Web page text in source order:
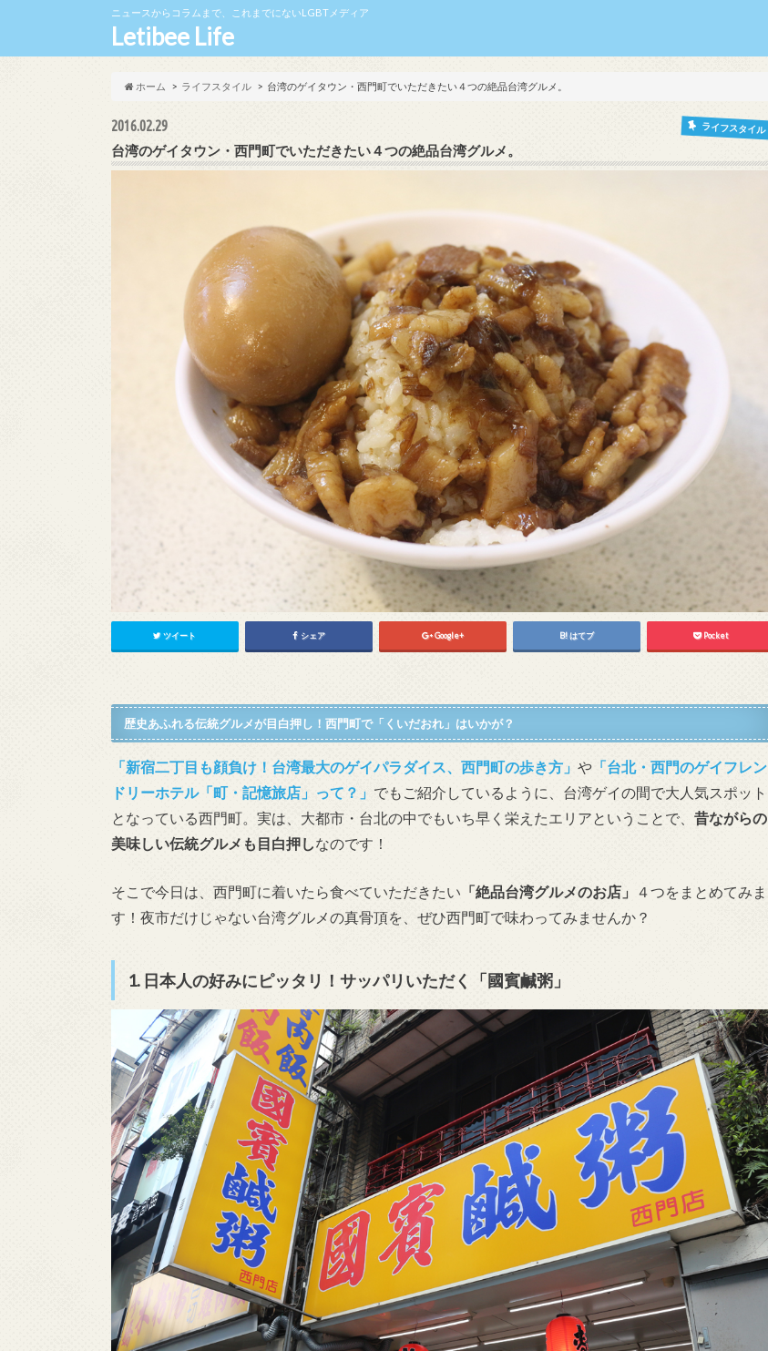
ニュースからコラムまで、これまでにないLGBTメディア
Letibee Life
ホーム ライフスタイル 台湾のゲイタウン・西門町でいただきたい４つの絶品台湾グルメ。
2016.02.29 ライフスタイル
台湾のゲイタウン・西門町でいただきたい４つの絶品台湾グルメ。
ツイート シェア Google+ はてブ Pocket
歴史あふれる伝統グルメが目白押し！西門町で「くいだおれ」はいかが？
「新宿二丁目も顔負け！台湾最大のゲイパラダイス、西門町の歩き方」 や 「台北・西門のゲイフレン
ドリーホテル「町・記憶旅店」って？」 でもご紹介しているように、台湾ゲイの間で大人気スポット
となっている西門町。実は、大都市・台北の中でもいち早く栄えたエリアということで、 昔ながらの
美味しい伝統グルメも目白押しなのです！
そこで今日は、西門町に着いたら食べていただきたい 「絶品台湾グルメのお店」
４つをまとめてみま
す！夜市だけじゃない台湾グルメの真骨頂を、ぜひ西門町で味わってみませんか？
1. 日本人の好みにピッタリ！サッパリいただく「國賓鹹粥」